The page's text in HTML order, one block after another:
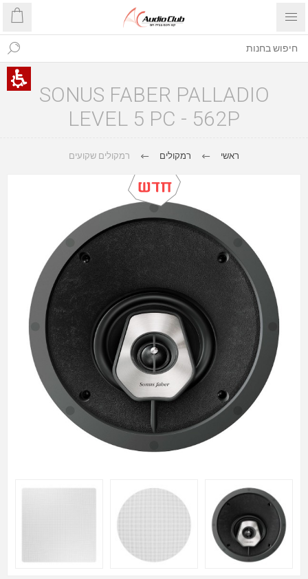
SONUS FABER PALLADIO
LEVEL 5 PC - 562P
ראשי רמקולים רמקולים שקועים